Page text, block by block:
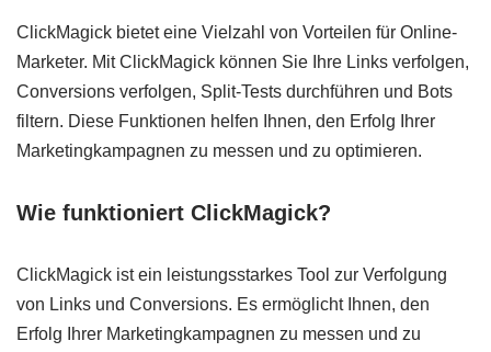
ClickMagick bietet eine Vielzahl von Vorteilen für Online-
Marketer. Mit ClickMagick können Sie Ihre Links verfolgen,
Conversions verfolgen, Split-Tests durchführen und Bots
filtern. Diese Funktionen helfen Ihnen, den Erfolg Ihrer
Marketingkampagnen zu messen und zu optimieren.
Wie funktioniert ClickMagick?
ClickMagick ist ein leistungsstarkes Tool zur Verfolgung
von Links und Conversions. Es ermöglicht Ihnen, den
Erfolg Ihrer Marketingkampagnen zu messen und zu